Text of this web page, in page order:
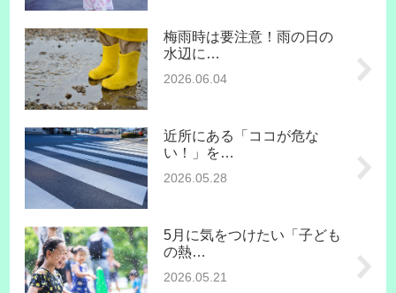
梅雨時は要注意！雨の日の
水辺に…
2026.06.04
近所にある「ココが危な
い！」を…
2026.05.28
5月に気をつけたい「子ども
の熱…
2026.05.21